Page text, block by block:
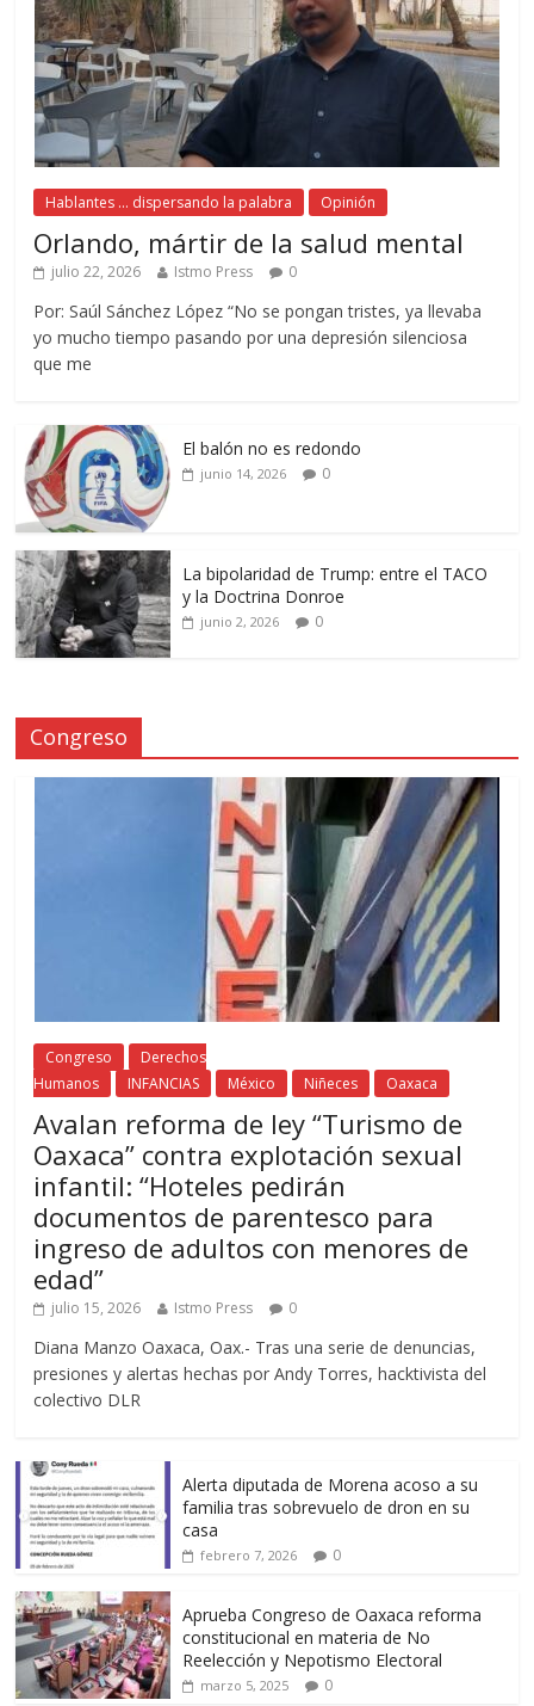
Hablantes ... dispersando la palabra Opinión
Orlando, mártir de la salud mental
julio 22, 2026 Istmo Press 0
Por: Saúl Sánchez López “No se pongan tristes, ya llevaba
yo mucho tiempo pasando por una depresión silenciosa
que me
El balón no es redondo
junio 14, 2026 0
La bipolaridad de Trump: entre el TACO
y la Doctrina Donroe
junio 2, 2026 0
Congreso
Congreso
Derechos
Humanos
INFANCIAS México Niñeces Oaxaca
Avalan reforma de ley “Turismo de
Oaxaca” contra explotación sexual
infantil: “Hoteles pedirán
documentos de parentesco para
ingreso de adultos con menores de
edad”
julio 15, 2026 Istmo Press 0
Diana Manzo Oaxaca, Oax.- Tras una serie de denuncias,
presiones y alertas hechas por Andy Torres, hacktivista del
colectivo DLR
Alerta diputada de Morena acoso a su
familia tras sobrevuelo de dron en su
casa
febrero 7, 2026 0
Aprueba Congreso de Oaxaca reforma
constitucional en materia de No
Reelección y Nepotismo Electoral
marzo 5, 2025 0